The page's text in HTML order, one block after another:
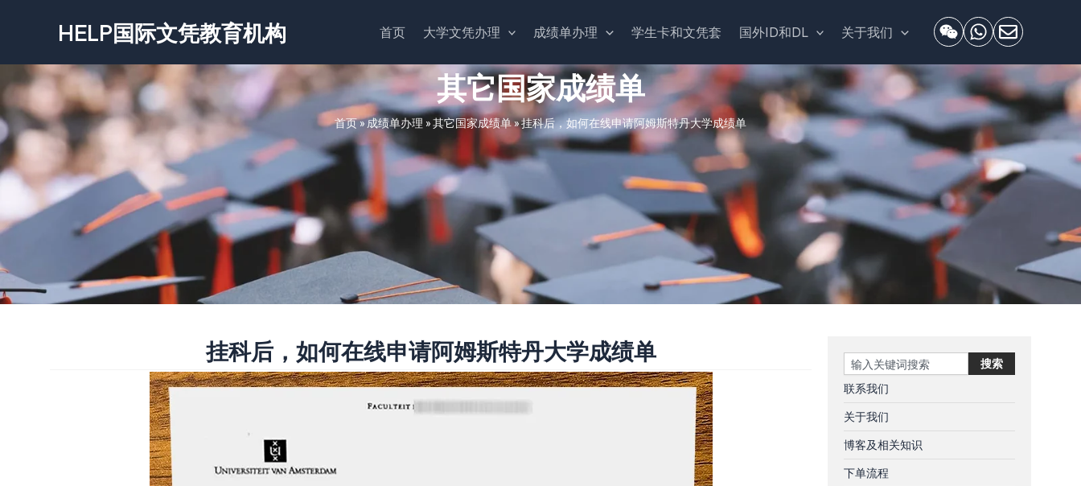
容
HELP国际文凭教育机构 首页 大学文凭办理 成绩单办理 学生卡和文凭套 国外ID和DL 关于我们
其它国家成绩单
首页»成绩单办理 »其它国家成绩单»挂科后，如何在线申请阿姆斯特丹大学成绩单
挂科后，如何在线申请阿姆斯特丹大学成绩单 Search 搜索
联系我们
关于我们
博客及相关知识
下单流程